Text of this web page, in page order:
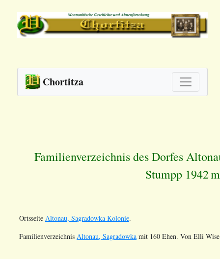
Chortitza
Familienverzeichnis des Dorfes
Stumpp 1942
Ortsseite Altonau, Sagradowka Kolonie.
Familienverzeichnis Altonau, Sagradowka mit 160 Ehen. Von Elli